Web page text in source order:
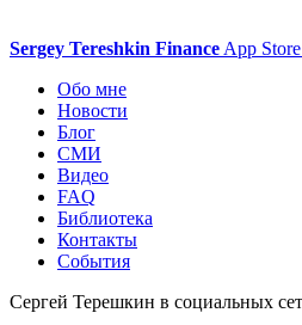
Sergey Tereshkin Finance App Store
Обо мне
Новости
Блог
СМИ
Видео
FAQ
Библиотека
Контакты
События
Сергей Терешкин в социальных